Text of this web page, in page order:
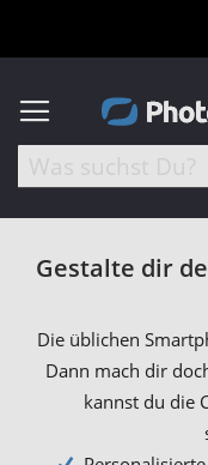
Gestalte dir
Die üblichen
Dann mach dir
kannst du die